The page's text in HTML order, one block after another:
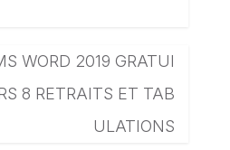
WORD 2019 GRATUI
8 RETRAITS ET TAB
ULATIONS